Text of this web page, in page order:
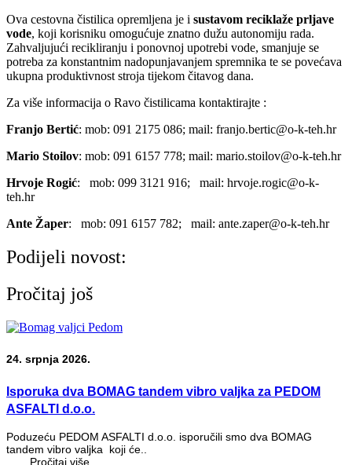
Ova cestovna čistilica opremljena je i sustavom reciklaže prljave
vode, koji korisniku omogućuje znatno dužu autonomiju rada.
Zahvaljujući recikliranju i ponovnoj upotrebi vode, smanjuje se
potreba za konstantnim nadopunjavanjem spremnika te se povećava
ukupna produktivnost stroja tijekom čitavog dana.
Za više informacija o Ravo čistilicama kontaktirajte :
Franjo Bertić: mob: 091 2175 086; mail: franjo.bertic@o-k-teh.hr
Mario Stoilov: mob: 091 6157 778; mail: mario.stoilov@o-k-teh.hr
Hrvoje Rogić: mob: 099 3121 916; mail: hrvoje.rogic@o-k-
teh.hr
Ante Žaper: mob: 091 6157 782; mail: ante.zaper@o-k-teh.hr
Podijeli novost:
Pročitaj još
24. srpnja 2026.
Isporuka dva BOMAG tandem vibro valjka za PEDOM
ASFALTI d.o.o.
Poduzeću PEDOM ASFALTI d.o.o. isporučili smo dva BOMAG
tandem vibro valjka koji će..
Pročitaj više